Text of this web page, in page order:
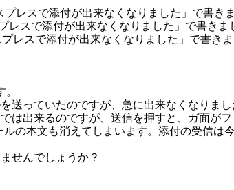
レスで添付が出来なくなりました」で書きま
レスで添付が出来なくなりました」で書きま
レスで添付が出来なくなりました」で書きま
送っていたのですが、急に出来なくなりま
は出来るのですが、送信を押すと、ガ面が
の本文も消えてしまいます。添付の受信は
せんでしょうか？